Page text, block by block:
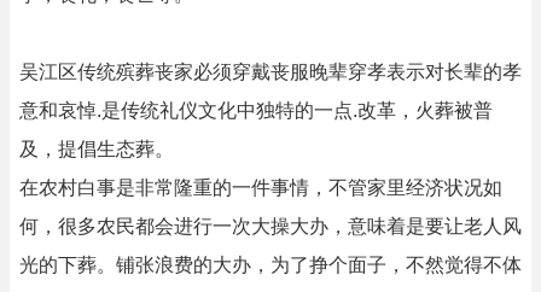
吴江区传统殡葬丧家必须穿戴丧服晚辈穿孝表示对长辈的孝
意和哀悼.是传统礼仪文化中独特的一点.改革，火葬被普
及，提倡生态葬。
在农村白事是非常隆重的一件事情，不管家里经济状况如
何，很多农民都会进行一次大操大办，意味着是要让老人风
光的下葬。铺张浪费的大办，为了挣个面子，不然觉得不体